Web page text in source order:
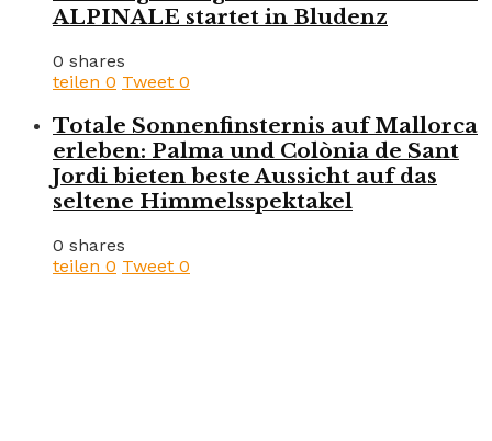
ALPINALE startet in Bludenz
0 shares
teilen 0 Tweet 0
Totale Sonnenfinsternis auf Mallorca
erleben: Palma und Colònia de Sant
Jordi bieten beste Aussicht auf das
seltene Himmelsspektakel
0 shares
teilen 0 Tweet 0